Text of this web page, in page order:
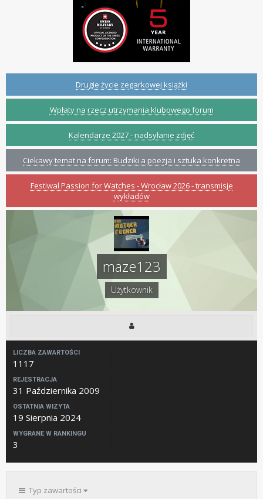
Drugie życie zegarkowej książki
Wpłaty na rzecz utrzymania klubowego forum
Kalendarze 2027 - nadsyłanie zdjęć
Ciekawy temat na forum: Budziki a poezja i sztuka konkretna
Festiwal Passion for Watches - Wrocław 2026 - transmisje
wykładów
maze123
Użytkownik
LICZBA ZAWARTOŚCI
1117
REJESTRACJA
31 Października 2009
OSTATNIA WIZYTA
19 Sierpnia 2024
WYGRANE W RANKINGU
3
Typ zawartości